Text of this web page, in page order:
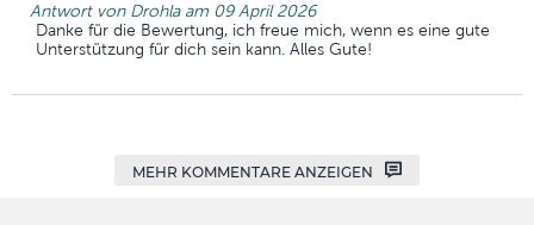
Antwort von Drohla am 09 April 2026
Danke für die Bewertung, ich freue mich, wenn es eine gute
Unterstützung für dich sein kann. Alles Gute!
MEHR KOMMENTARE ANZEIGEN